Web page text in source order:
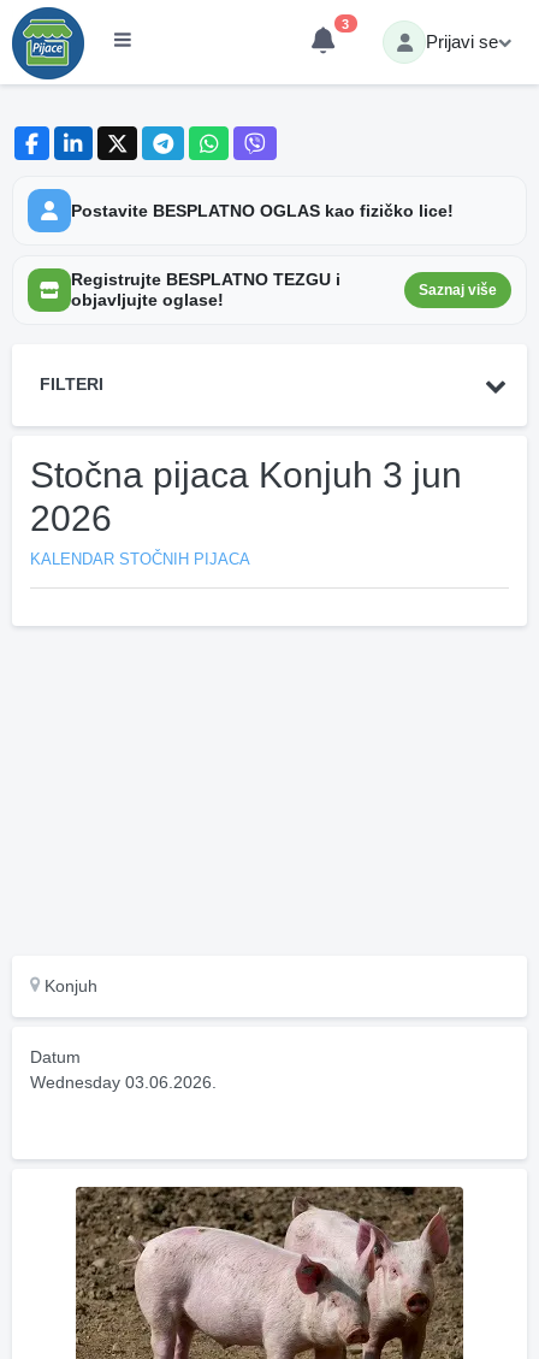
3
Prijavi se
Postavite BESPLATNO OGLAS kao fizičko lice!
Registrujte BESPLATNO TEZGU i
objavljujte oglase!
Saznaj više
FILTERI
Stočna pijaca Konjuh 3 jun
2026
KALENDAR STOČNIH PIJACA
Konjuh
Datum
Wednesday 03.06.2026.